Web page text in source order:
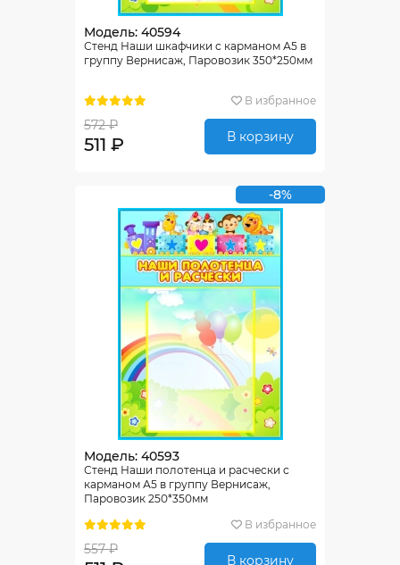
Модель: 40594
Стенд Наши шкафчики с карманом А5 в
группу Вернисаж, Паровозик 350*250мм
В избранное
572 ₽
511 ₽ В корзину
-8%
Модель: 40593
Стенд Наши полотенца и расчески с
карманом А5 в группу Вернисаж,
Паровозик 250*350мм
В избранное
557 ₽
В корзину